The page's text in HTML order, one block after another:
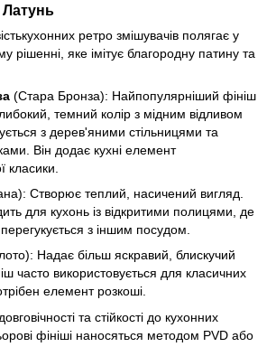
Латунь
ретро змішувачів полягає у
рішенні, яке імітує благородну патину та
(Стара Бронза): Найпопулярніший фініш
темний колір з мідним відливом
з дерев'яними стільницями та
Він додає кухні елемент
класики.
Створює теплий, насичений вигляд.
для кухонь із відкритими полицями, де
з іншим посудом.
Надає більш яскравий, блискучий
часто використовується для класичних
елемент розкоші.
та стійкості до кухонних
фініші наносяться методом PVD або